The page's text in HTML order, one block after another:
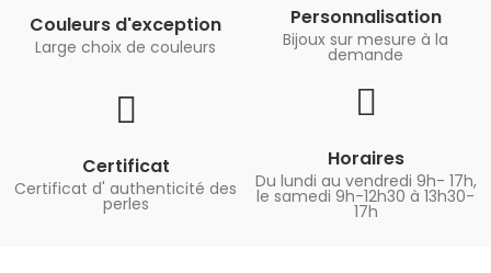
Couleurs d'exception
Large choix de couleurs
Personnalisation
Bijoux sur mesure à la
demande
Certificat
Certificat d' authenticité des
perles
Horaires
Du lundi au vendredi 9h- 17h,
le samedi 9h-12h30 à 13h30-
17h